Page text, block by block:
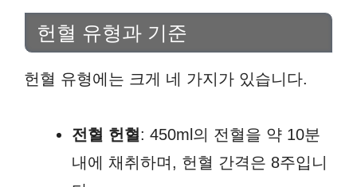
헌혈 유형과 기준
헌혈 유형에는 크게 네 가지가 있습니다.
전혈 헌혈: 450ml의 전혈을 약 10분
내에 채취하며, 헌혈 간격은 8주입니